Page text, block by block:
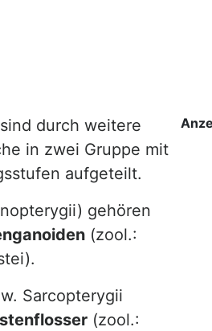
durch weitere
in zwei Gruppe mit
aufgeteilt.
gehören
(zool.:
Sarcopterygii
(zool.: